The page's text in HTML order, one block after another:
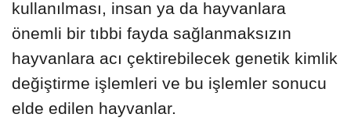
kullanılması, insan ya da hayvanlara
önemli bir tıbbi fayda sağlanmaksızın
hayvanlara acı çektirebilecek genetik kimlik
değiştirme işlemleri ve bu işlemler sonucu
elde edilen hayvanlar.